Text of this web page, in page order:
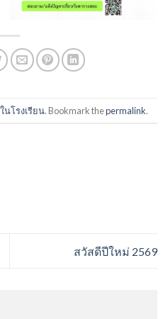
นโรงเรียน. Bookmark thepermalink.
สวัสดีปีใหม่ 2569